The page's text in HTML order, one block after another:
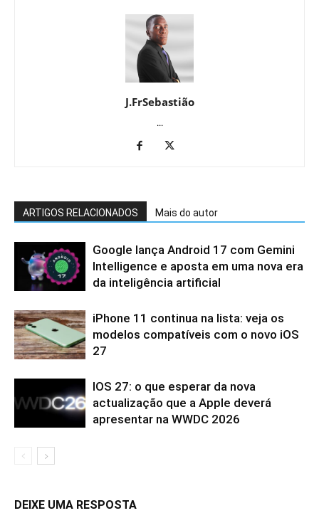
J.FrSebastião
...
ARTIGOS RELACIONADOS Mais do autor
Google lança Android 17 com Gemini
Intelligence e aposta em uma nova era
da inteligência artificial
iPhone 11 continua na lista: veja os
modelos compatíveis com o novo iOS
27
IOS 27: o que esperar da nova
actualização que a Apple deverá
apresentar na WWDC 2026
DEIXE UMA RESPOSTA